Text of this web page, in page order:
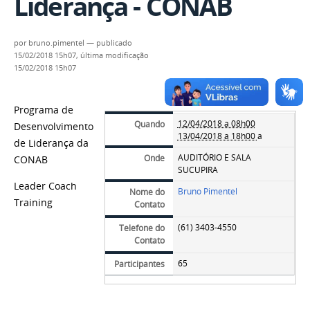
por bruno.pimentel — publicado
15/02/2018 15h07, última modificação
15/02/2018 15h07
Quando
12/04/2018 a 08h00
13/04/2018 a 18h00a
Onde
AUDITÓRIO E SALA
SUCUPIRA
Nome do
Contato
Bruno Pimentel
Telefone do
Contato
(61) 3403-4550
Participantes 65
Programa de
Desenvolvimento
de Liderança da
CONAB
Leader Coach
Training